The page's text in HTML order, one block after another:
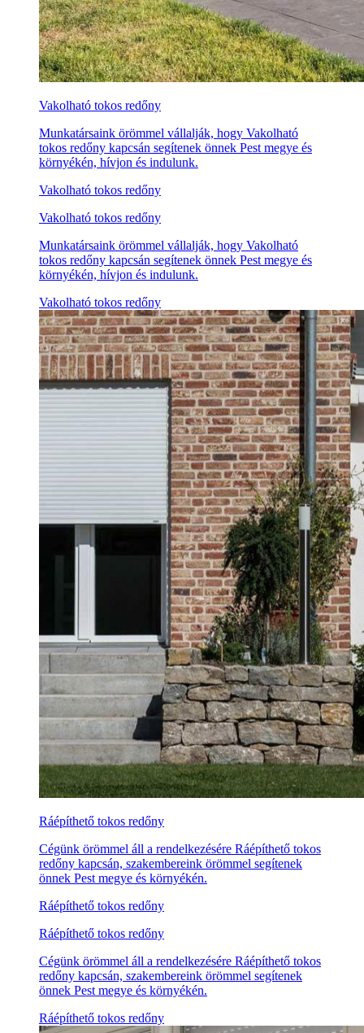
Vakolható tokos redőny
Munkatársaink örömmel vállalják, hogy Vakolható
tokos redőny kapcsán segítenek önnek Pest megye és
környékén, hívjon és indulunk.
Vakolható tokos redőny
Vakolható tokos redőny
Munkatársaink örömmel vállalják, hogy Vakolható
tokos redőny kapcsán segítenek önnek Pest megye és
környékén, hívjon és indulunk.
Vakolható tokos redőny
Ráépíthető tokos redőny
Cégünk örömmel áll a rendelkezésére Ráépíthető tokos
redőny kapcsán, szakembereink örömmel segítenek
önnek Pest megye és környékén.
Ráépíthető tokos redőny
Ráépíthető tokos redőny
Cégünk örömmel áll a rendelkezésére Ráépíthető tokos
redőny kapcsán, szakembereink örömmel segítenek
önnek Pest megye és környékén.
Ráépíthető tokos redőny